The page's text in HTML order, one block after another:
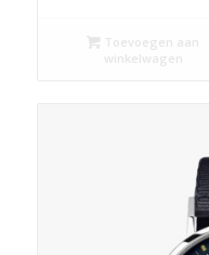
Toevoegen aan
winkelwagen